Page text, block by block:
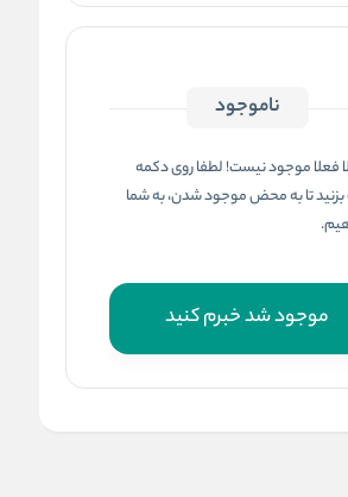
ناموجود
فعلا موجود نیست! لطفا روی دکمه
تا به محض موجود شدن، به شما
موجود شد خبرم کنید